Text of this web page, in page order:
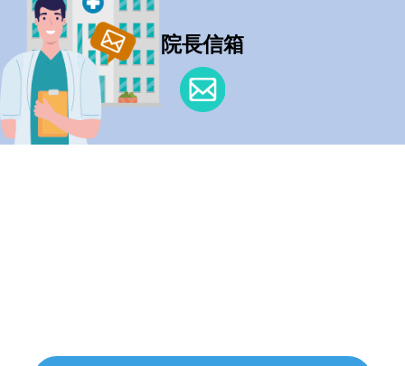
院長信箱